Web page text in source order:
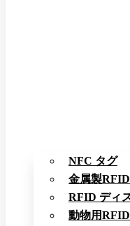
NFC タグ
金属製
RFID ディ
動物用